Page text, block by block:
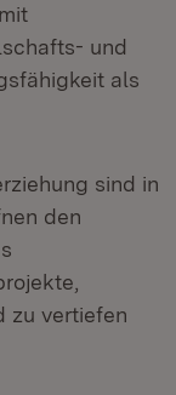
und
als
sind in
den
zu vertiefen